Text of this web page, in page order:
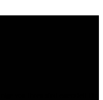
von ihnen sind essenziell für